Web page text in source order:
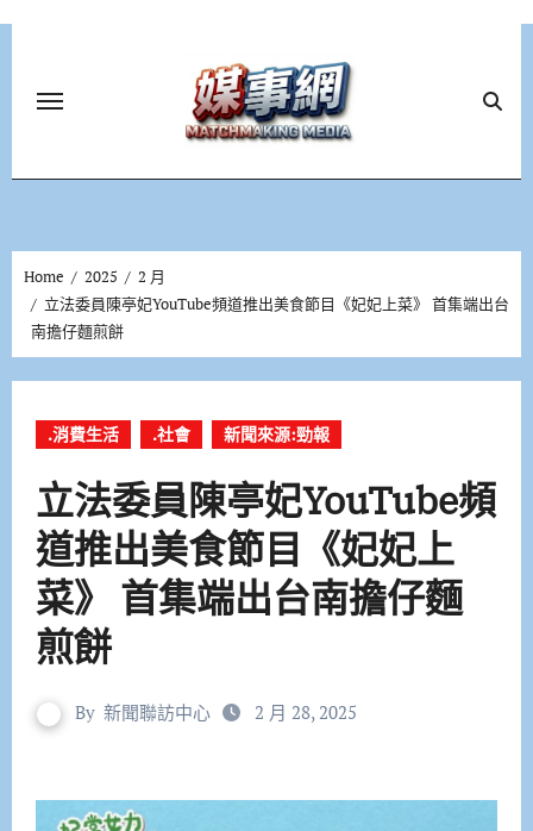
Home 2025
2 月
立法委員陳亭妃YouTube頻道推出美食節目《妃妃上菜》 首集端出台
南擔仔麵煎餅
.消費生活 .社會 新聞來源:勁報
立法委員陳亭妃YouTube頻
道推出美食節目《妃妃上
菜》 首集端出台南擔仔麵
煎餅
By 新聞聯訪中心 2 月 28, 2025